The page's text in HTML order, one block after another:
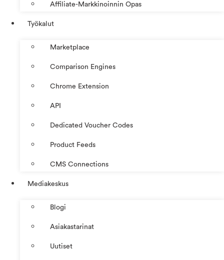
Affiliate-Markkinoinnin Opas
Työkalut
Marketplace
Comparison Engines
Chrome Extension
API
Dedicated Voucher Codes
Product Feeds
CMS Connections
Mediakeskus
Blogi
Asiakastarinat
Uutiset